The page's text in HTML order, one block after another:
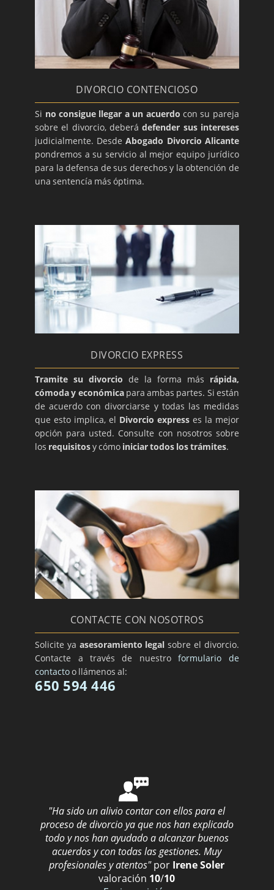
DIVORCIO CONTENCIOSO
Si no consigue llegar a un acuerdo con su pareja
sobre el divorcio, deberádefender sus intereses
judicialmente. DesdeAbogado Divorcio Alicante
pondremos a su servicio al mejor equipo jurídico
para la defensa de sus derechos y la obtención de
una sentencía más óptima.
DIVORCIO EXPRESS
Tramite su divorcio de la forma más rápida,
cómoda y económicapara ambas partes. Si están
de acuerdo con divorciarse y todas las medidas
que esto implica, el Divorcio expresses la mejor
opción para usted. Consulte con nosotros sobre
los requisitosy cómo iniciar todos los trámites.
CONTACTE CON NOSOTROS
Solicite ya asesoramiento legal sobre el divorcio.
Contacte a través de nuestroformulario de
contactoo llámenos al:
650 594 446
"Ha sido un alivio contar con ellos para el
proceso de divorcio ya que nos han explicado
todo y nos han ayudado a alcanzar buenos
acuerdos y con todas las gestiones. Muy
profesionales y atentos" por Irene Soler
valoración 10/10